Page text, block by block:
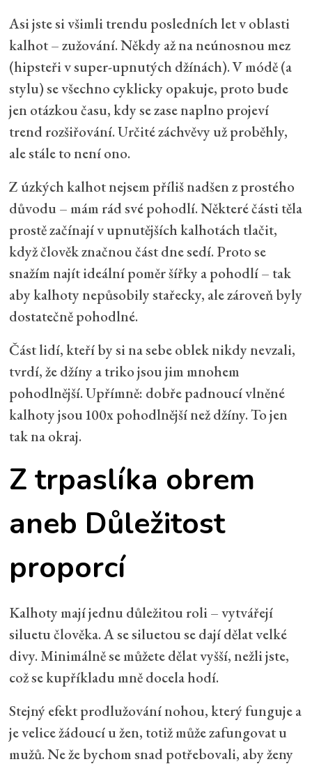
Asi jste si všimli trendu posledních let v oblasti
kalhot – zužování. Někdy až na neúnosnou mez
(hipsteři v super-upnutých džínách). V módě (a
stylu) se všechno cyklicky opakuje, proto bude
jen otázkou času, kdy se zase naplno projeví
trend rozšiřování. Určité záchvěvy už proběhly,
ale stále to není ono.
Z úzkých kalhot nejsem příliš nadšen z prostého
důvodu – mám rád své pohodlí. Některé části těla
prostě začínají v upnutějších kalhotách tlačit,
když člověk značnou část dne sedí. Proto se
snažím najít ideální poměr šířky a pohodlí – tak
aby kalhoty nepůsobily stařecky, ale zároveň byly
dostatečně pohodlné.
Část lidí, kteří by si na sebe oblek nikdy nevzali,
tvrdí, že džíny a triko jsou jim mnohem
pohodlnější. Upřímně: dobře padnoucí vlněné
kalhoty jsou 100x pohodlnější než džíny. To jen
tak na okraj.
Z trpaslíka obrem
aneb Důležitost
proporcí
Kalhoty mají jednu důležitou roli – vytvářejí
siluetu člověka. A se siluetou se dají dělat velké
divy. Minimálně se můžete dělat vyšší, nežli jste,
což se kupříkladu mně docela hodí.
Stejný efekt prodlužování nohou, který funguje a
je velice žádoucí u žen, totiž může zafungovat u
mužů. Ne že bychom snad potřebovali, aby ženy